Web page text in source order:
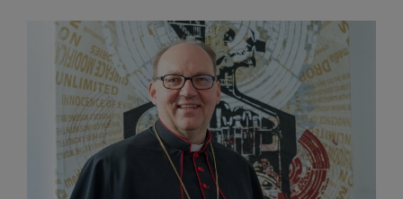
Aug 2026
Jul 2026
Jun 2026
Mai 2026
Apr 2026
Mär 2026
Feb 2026
Jan 2026